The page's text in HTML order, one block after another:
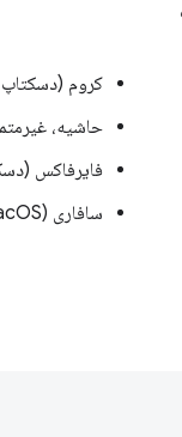
کروم (دسکتاپ
حاشیه،
فایرفاکس
سافاری (macOS و iOS)